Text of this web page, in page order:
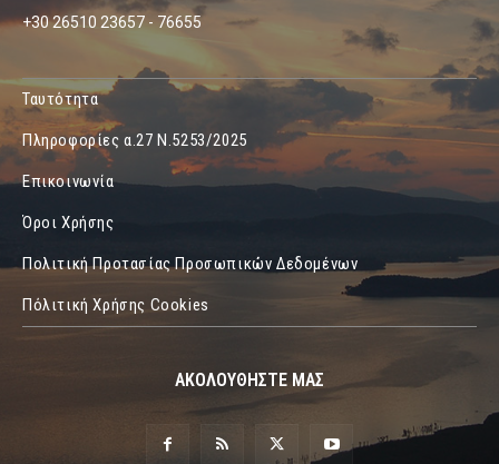
+30 26510 23657 - 76655
Ταυτότητα
Πληροφορίες α.27 Ν.5253/2025
Επικοινωνία
Όροι Χρήσης
Πολιτική Προτασίας Προσωπικών Δεδομένων
Πόλιτική Χρήσης Cookies
ΑΚΟΛΟΥΘΗΣΤΕ ΜΑΣ